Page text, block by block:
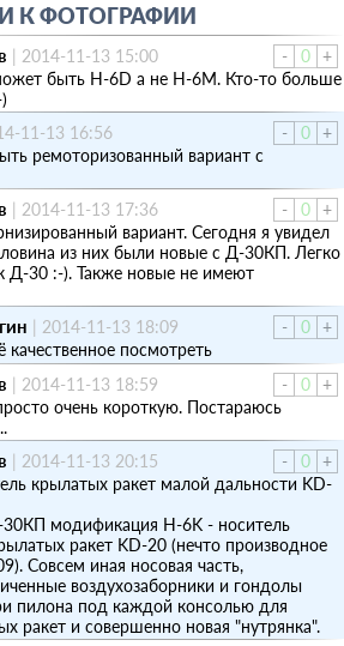
К ФОТОГРАФИИ
- 0 +
| 2014-11-13 15:00
быть Н-6D а не H-6M. Кто-то больше
-
0 +
11-13 16:56
ремоторизованный вариант с
-
0 +
| 2014-11-13 17:36
вариант. Сегодня я увидел
из них были новые с Д-30КП. Легко
Д-30 :-). Также новые не имеют
-
0 +
| 2014-11-13 18:09
посмотреть
-
0 +
| 2014-11-13 18:59
очень короткую. Постараюсь
-
0 +
| 2014-11-13 20:15
крылатых ракет малой дальности KD-
модификация H-6K - носитель
ракет KD-20 (нечто производное
Совсем иная носовая часть,
воздухозаборники и гондолы
пилона под каждой консолью для
ракет и совершенно новая "нутрянка".